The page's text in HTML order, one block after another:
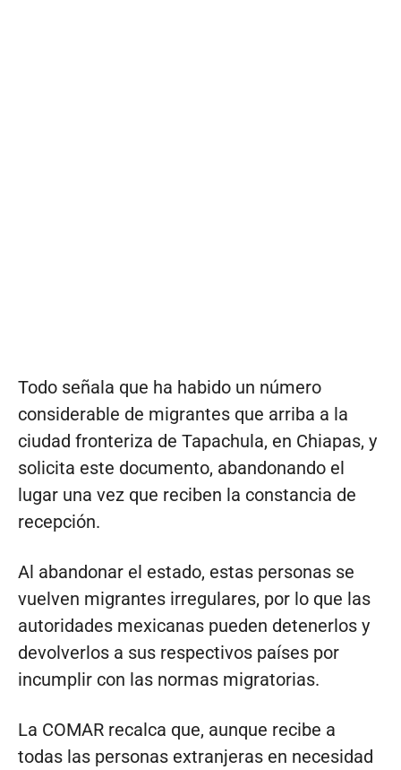
Todo señala que ha habido un número
considerable de migrantes que arriba a la
ciudad fronteriza de Tapachula, en Chiapas, y
solicita este documento, abandonando el
lugar una vez que reciben la constancia de
recepción.
Al abandonar el estado, estas personas se
vuelven migrantes irregulares, por lo que las
autoridades mexicanas pueden detenerlos y
devolverlos a sus respectivos países por
incumplir con las normas migratorias.
La COMAR recalca que, aunque recibe a
todas las personas extranjeras en necesidad